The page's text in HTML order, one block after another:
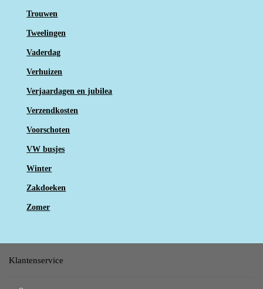
Trouwen
Tweelingen
Vaderdag
Verhuizen
Verjaardagen en jubilea
Verzendkosten
Voorschoten
VW busjes
Winter
Zakdoeken
Zomer
Klantenservice